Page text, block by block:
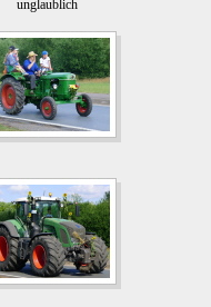
unglaublich